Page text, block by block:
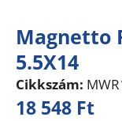
Magnetto
5.5X14
Cikkszám:
18 548 Ft